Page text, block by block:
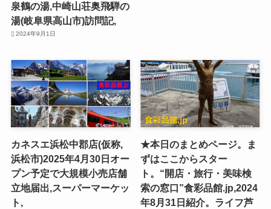
泉鶴の湯,中崎山荘奥飛騨の
湯(岐阜県高山市)訪問記,
2024年9月1日
カネスエ浜松中郡店(仮称,
浜松市)2025年4月30日オー
プン予定で大規模小売店舗
立地届出,スーパーマーケッ
ト,
★本日のまとめページ。ま
ずはここからスター
ト。“開店・旅行・美味検
索の窓口”食彩品館.jp,2024
年8月31日紹介。ライフ芦